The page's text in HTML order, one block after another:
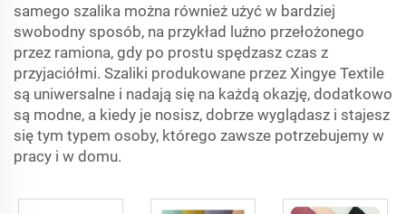
samego szalika można również użyć w bardziej
swobodny sposób, na przykład luźno przełożonego
przez ramiona, gdy po prostu spędzasz czas z
przyjaciółmi. Szaliki produkowane przez Xingye Textile
są uniwersalne i nadają się na każdą okazję, dodatkowo
są modne, a kiedy je nosisz, dobrze wyglądasz i stajesz
się tym typem osoby, którego zawsze potrzebujemy w
pracy i w domu.